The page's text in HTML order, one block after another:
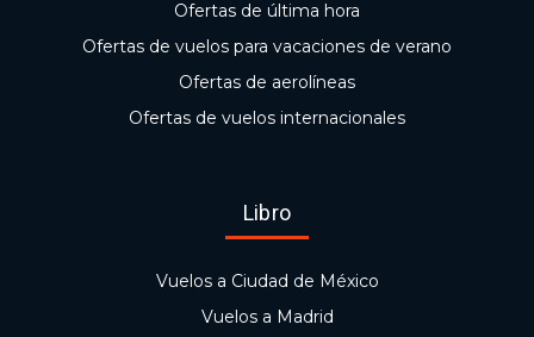
Ofertas de última hora
Ofertas de vuelos para vacaciones de verano
Ofertas de aerolíneas
Ofertas de vuelos internacionales
Libro
Vuelos a Ciudad de México
Vuelos a Madrid